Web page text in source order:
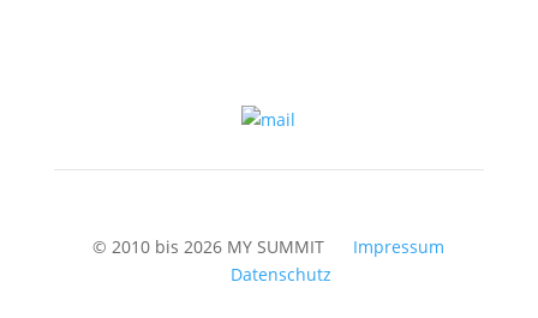
© 2010 bis 2026 MY SUMMIT
Impressum
Datenschutz